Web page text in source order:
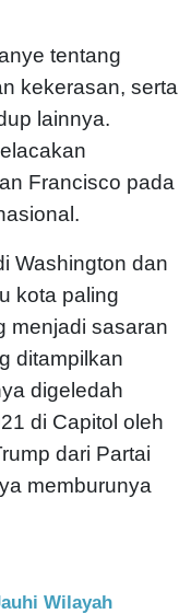
tentang
kekerasan, serta
lainnya.
Francisco pada
Washington dan
kota paling
menjadi sasaran
ditampilkan
digeledah
di Capitol oleh
dari Partai
memburunya
Wilayah